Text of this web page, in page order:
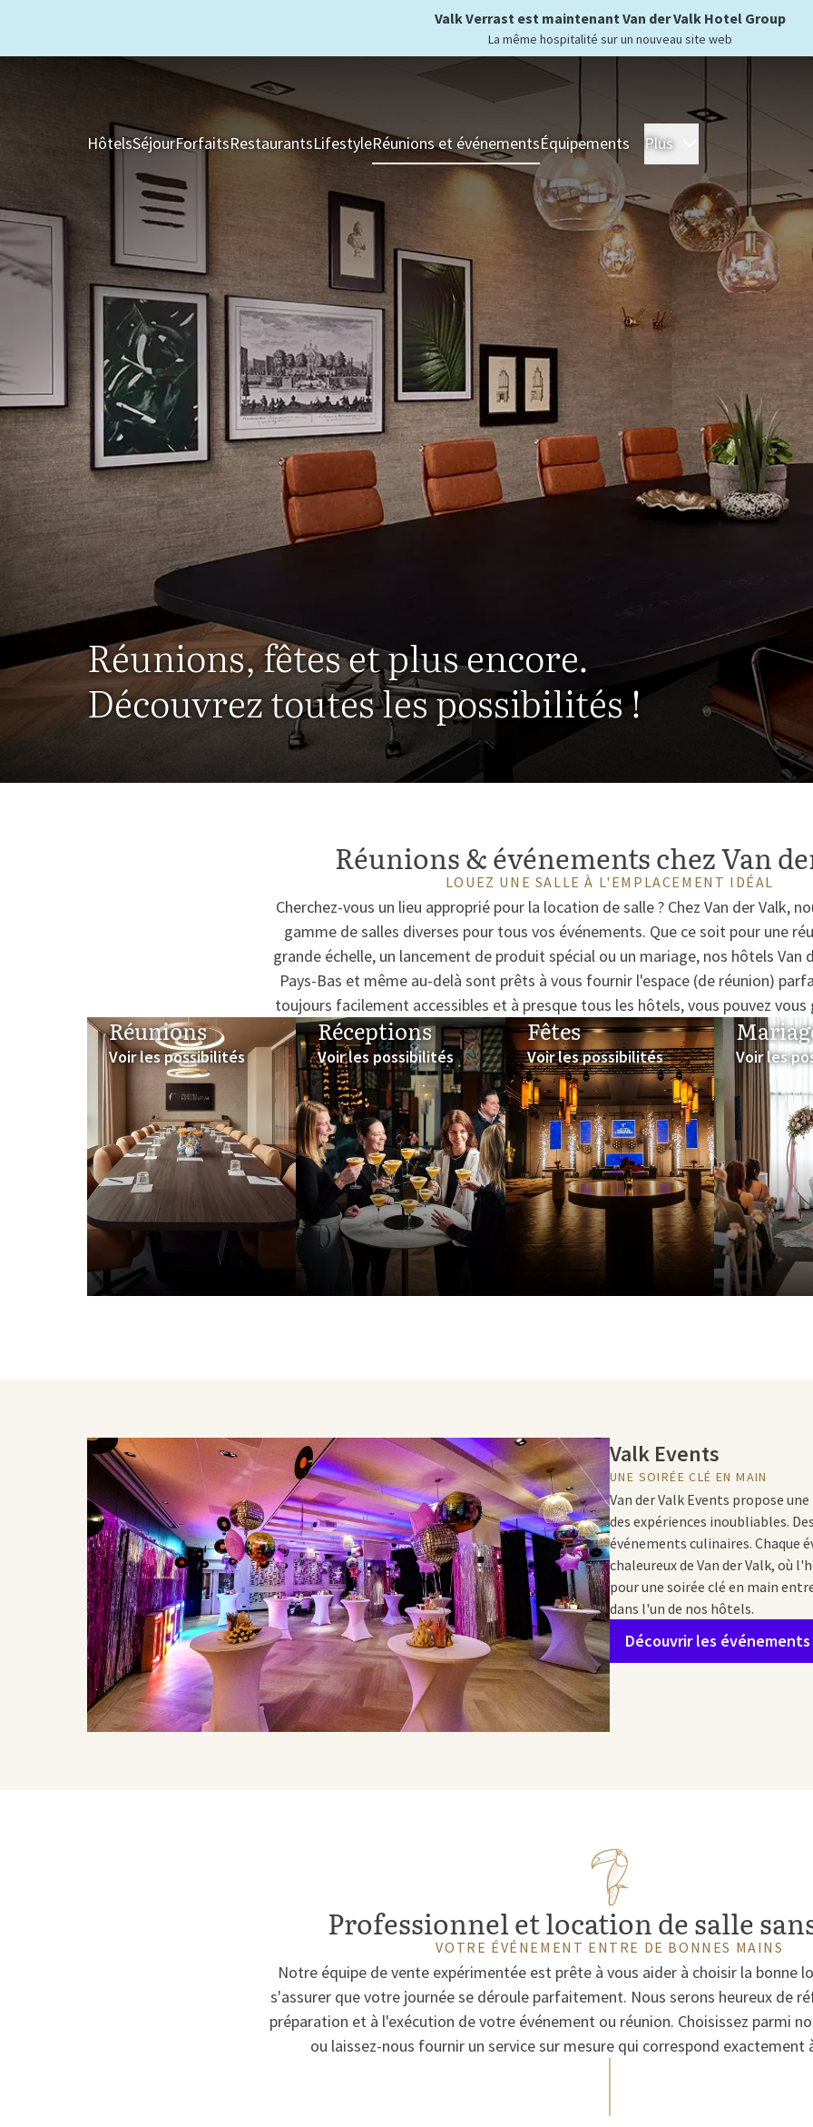
Valk Verrast est maintenant Van der Valk Hotel Group
La même hospitalité sur un nouveau site web
HôtelsSéjourForfaitsRestaurantsLifestyleRéunions et événementsÉquipements Plus
Réunions, fêtes et plus encore.
Découvrez toutes les possibilités !
Réunions & événements chez Van
LOUEZ UNE SALLE À L'EMPLACEMENT IDÉAL
Cherchez-vous un lieu approprié pour la location de salle ? Chez Van der Valk,
gamme de salles diverses pour tous vos événements. Que ce soit pour une
grande échelle, un lancement de produit spécial ou un mariage, nos hôtels Van
Pays-Bas et même au-delà sont prêts à vous fournir l'espace (de réunion)
toujours facilement accessibles et à presque tous les hôtels, vous pouvez
Réunions
Voir les possibilités
Réceptions
Voir les possibilités
Fêtes
Voir les possibilités Voir les
Valk Events
UNE SOIRÉE CLÉ EN MAIN
Van der Valk Events propose
des expériences inoubliables.
événements culinaires. Chaque
chaleureux de Van der Valk, où
pour une soirée clé en main
dans l'un de nos hôtels.
Découvrir les événements
Professionnel et location de salle
VOTRE ÉVÉNEMENT ENTRE DE BONNES MAINS
Notre équipe de vente expérimentée est prête à vous aider à choisir la bonne
s'assurer que votre journée se déroule parfaitement. Nous serons heureux de
préparation et à l'exécution de votre événement ou réunion. Choisissez parmi
ou laissez-nous fournir un service sur mesure qui correspond exactement